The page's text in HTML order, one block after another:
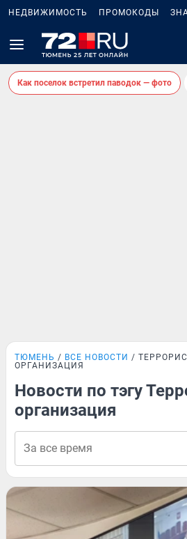
НЕДВИЖИМОСТЬ ПРОМОКОДЫ
Как поселок встретил паводок — фото
ТЮМЕНЬ ВСЕ НОВОСТИ
ОРГАНИЗАЦИЯ
Новости по тэгу
организация